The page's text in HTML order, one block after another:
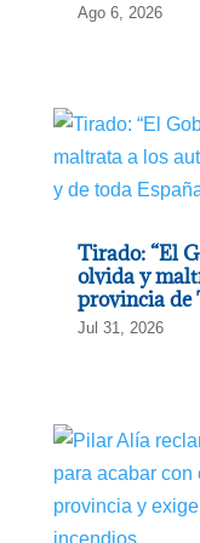
Ago 6, 2026
Tirado: “El
olvida y
provincia de
Jul 31, 2026